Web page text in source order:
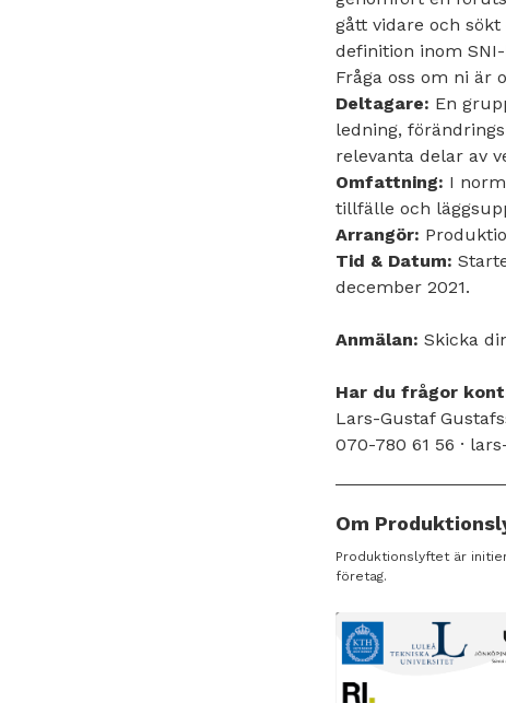
gått vidare och sökt
definition inom
Fråga oss om ni är
Deltagare: En
ledning,
relevanta delar av
Omfattning: I
tillfälle och
Arrangör:
Tid & Datum:
december 2021.
Anmälan: Skicka
Har du frågor
Lars-Gustaf
070-780 61 56 ·
Om
Produktionslyftet är
företag.